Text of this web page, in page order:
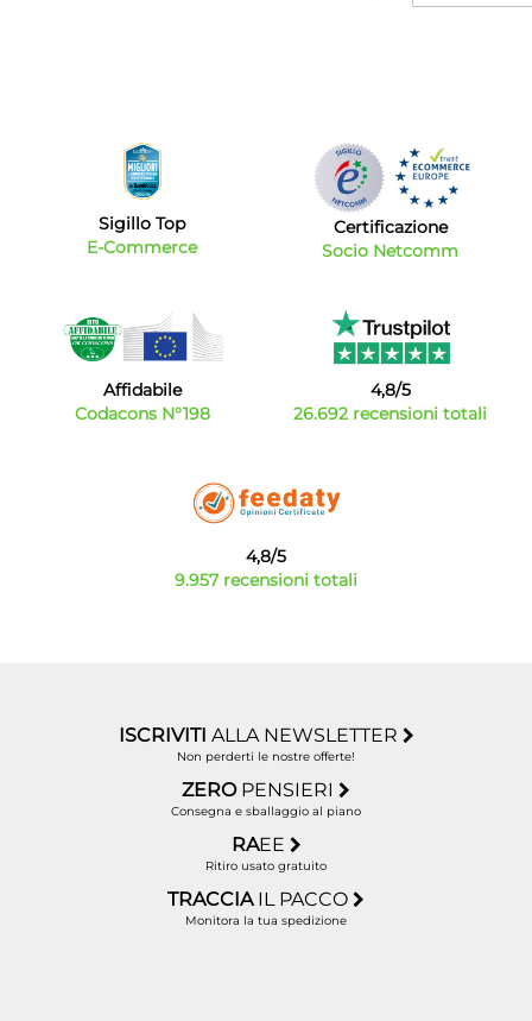
Sigillo Top
E-Commerce
Certificazione
Socio Netcomm
Affidabile
Codacons N°198
4,8/5
26.692 recensioni totali
4,8/5
9.957 recensioni totali
ISCRIVITI ALLA NEWSLETTER
Non perderti le nostre offerte!
ZERO PENSIERI
Consegna e sballaggio al piano
RAEE
Ritiro usato gratuito
TRACCIA IL PACCO
Monitora la tua spedizione